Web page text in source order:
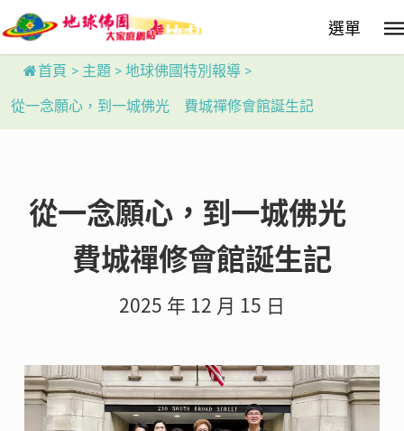
to
main
content
選單
首頁 > 主題 > 地球佛國特別報導 >
從一念願心，到一城佛光 費城禪修會館誕生記
從一念願心，到一城佛光
費城禪修會館誕生記
2025 年 12 月 15 日